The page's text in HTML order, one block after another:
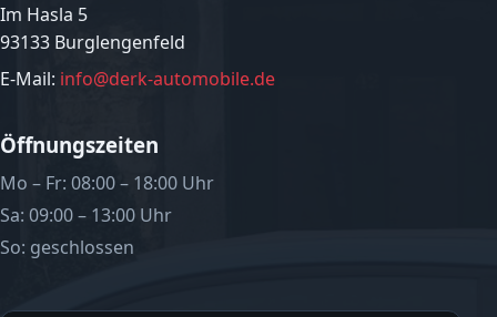
Im Hasla 5
93133 Burglengenfeld
E-Mail: info@derk-automobile.de
Öffnungszeiten
Mo – Fr: 08:00 – 18:00 Uhr
Sa: 09:00 – 13:00 Uhr
So: geschlossen